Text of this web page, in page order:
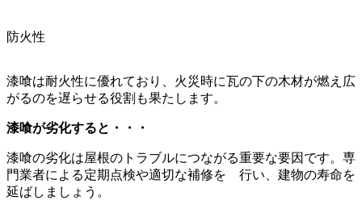
防火性
漆喰は耐火性に優れており、火災時に瓦の下の木材が燃え広
がるのを遅らせる役割も果たします。
漆喰が劣化すると・・・
漆喰の劣化は屋根のトラブルにつながる重要な要因です。専
門業者による定期点検や適切な補修を 行い、建物の寿命を
延ばしましょう。